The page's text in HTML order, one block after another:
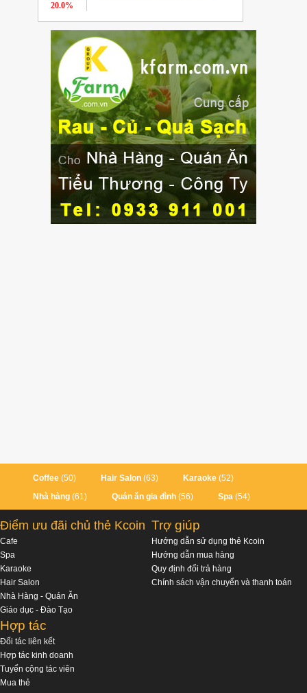
20.0%
Coffee (50) Hair Salon (63) Karaoke (52)
Nhà hàng (61) Quán ăn gia đình (56) Spa (54)
Điểm ưu đãi chủ thẻ Kcoin
Cafe
Spa
Karaoke
Hair Salon
Nhà Hàng - Quán Ăn
Giáo dục - Đào Tạo
Trợ giúp
Hướng dẫn sử dụng thẻ Kcoin
Hướng dẫn mua hàng
Quy định đổi trả hàng
Chính sách vận chuyển và thanh toán
Hợp tác
Đối tác liên kết
Hợp tác kinh doanh
Tuyển cộng tác viên
Mua thẻ